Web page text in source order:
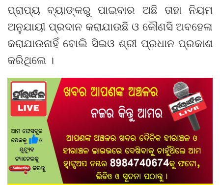
ପ୍ରାପ୍ୟ ବ୍ୟାଙ୍କରୁ ପାଇବାର ଅଛି ତାହା ନିୟମ
ଅନୁଯାୟୀ ପ୍ରଦାନ କରାଯାଉଛି ଓ କୌଣସି ଅବହେଳା
କରାଯାଉନାହିଁ ବୋଲି ସିଇଓ ଶ୍ରୀ ପ୍ରଧାନ ପ୍ରକାଶ
କରିଥିଲେ ।